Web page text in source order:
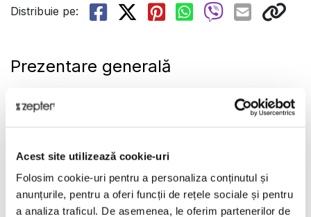
Acest site utilizează cookie-uri
Folosim cookie-uri pentru a personaliza conținutul și
anunțurile, pentru a oferi funcții de rețele sociale și pentru
a analiza traficul. De asemenea, le oferim partenerilor de
Distribuie pe:
Prezentare generală
TUTTOLUXO 6SB este singurul sistem de curăţare
care funcţionează şi ca umidificator şi purificator de
aer!
Prezentare
Folosiţi VAPORIZATORUL patentat pentru a umidifica
aerul pe care îl respiraţi şi împrospătaţi-l cu arome
pentru starea dumneavoastră de bine. Nu trebuie să